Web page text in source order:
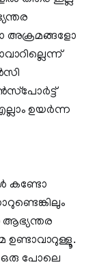
അക്രമങ്ങളോ
ഉയര്‍ന്ന
കണ്ടോ
ആഭ്യന്തര
ഒരു പോലെ